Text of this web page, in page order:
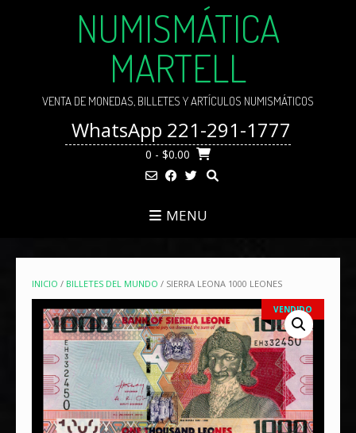
NUMISMÁTICA
MARTELL
VENTA DE MONEDAS, BILLETES Y ARTÍCULOS NUMISMÁTICOS
WhatsApp 221-291-1777
0 - $0.00
MENU
INICIO / BILLETES DEL MUNDO / SIERRA LEONA 1000 LEONES
VENDIDO